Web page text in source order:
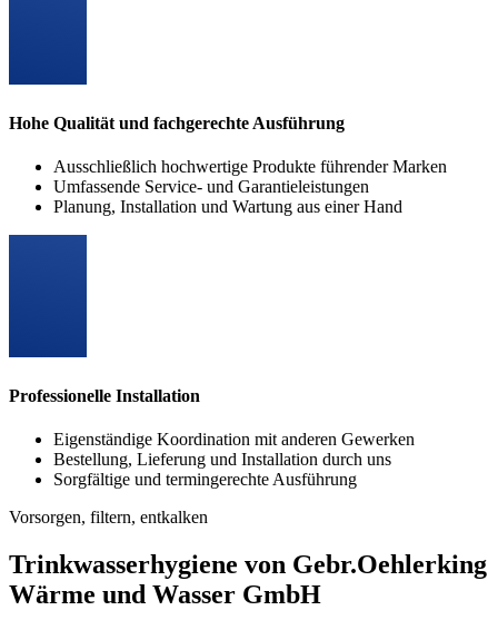
Hohe Qualität und fachgerechte Ausführung
Ausschließlich hochwertige Produkte führender Marken
Umfassende Service- und Garantieleistungen
Planung, Installation und Wartung aus einer Hand
Professionelle Installation
Eigenständige Koordination mit anderen Gewerken
Bestellung, Lieferung und Installation durch uns
Sorgfältige und termingerechte Ausführung
Vorsorgen, filtern, entkalken
Trinkwasserhygiene von Gebr.Oehlerking
Wärme und Wasser GmbH